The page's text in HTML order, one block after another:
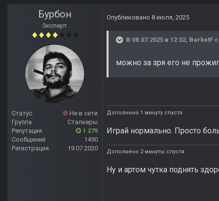
Бурбон
Эксперт
Статус
Не в сети
Группа
Сталкеры
Репутация
1 279
Сообщений
1490
Регистрация
19.07.2020
Опубликовано 8 июля, 2025
В 08.07.2025 в 12:02, BarketF
можно за зря его не
Дополнено 1 минуту спустя
Играй нормально. Просто
Дополнено 2 минуты спустя
Ну и артом чутка поднять